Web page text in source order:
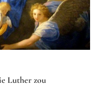
Luther zou